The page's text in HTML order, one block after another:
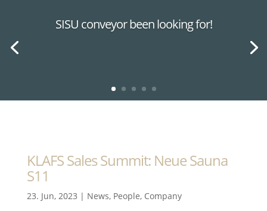
SISU conveyor been looking for!
KLAFS Sales Summit: Neue Sauna
S11
23. Jun, 2023 | News, People, Company